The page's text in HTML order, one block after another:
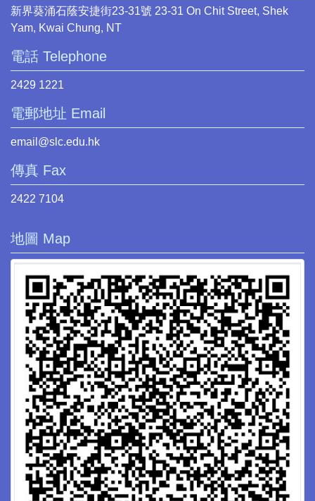
新界葵涌石蔭安捷街23-31號 23-31 On Chit Street, Shek
Yam, Kwai Chung, NT
電話 Telephone
2429 1221
電郵地址 Email
email@slc.edu.hk
傳真 Fax
2422 7104
地圖 Map